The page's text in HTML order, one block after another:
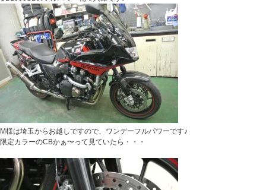
M様は埼玉からお越しですので、ワンデーフルパワーです♪
限定カラーのCBかぁ〜って見ていたら・・・